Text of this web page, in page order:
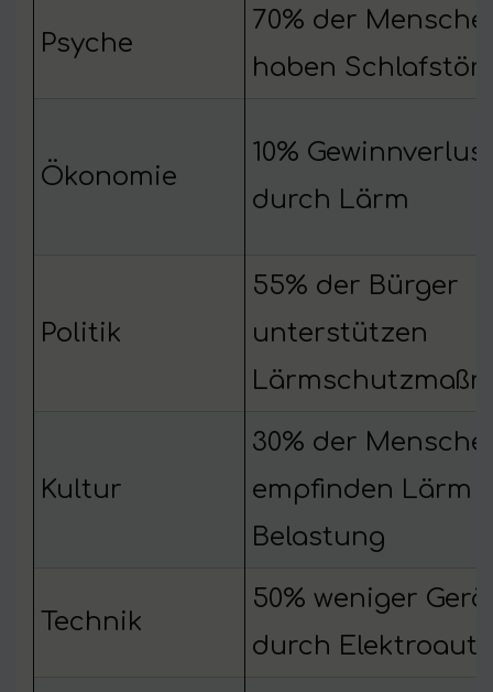
Psyche
70% der
haben
Ökonomie
10%
durch Lärm
Politik
55% der Bürger
unterstützen
Kultur
30% der
empfinden Lärm
Belastung
Technik
50% weniger
durch